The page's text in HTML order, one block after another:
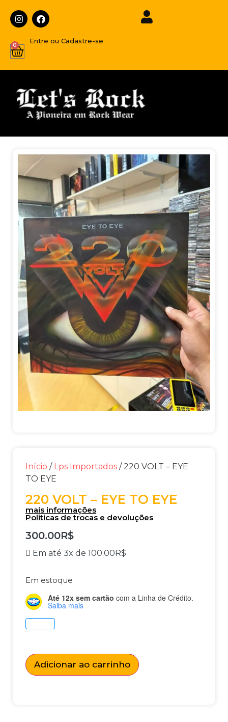
Entre ou Cadastre-se
0
Início / Lps Importados / 220 VOLT – EYE
TO EYE
220 VOLT – EYE TO EYE
mais informações
Politicas de trocas e devoluções
300.00R$
Em até 3x de 100.00R$
Em estoque
Até 12x sem cartão com a Linha de Crédito.
Saiba mais
Adicionar ao carrinho